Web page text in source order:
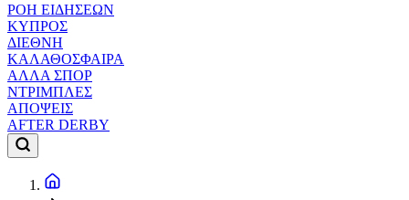
ΡΟΗ ΕΙΔΗΣΕΩΝ
ΚΥΠΡΟΣ
ΔΙΕΘΝΗ
ΚΑΛΑΘΟΣΦΑΙΡΑ
ΑΛΛΑ ΣΠΟΡ
ΝΤΡΙΜΠΛΕΣ
ΑΠΟΨΕΙΣ
AFTER DERBY